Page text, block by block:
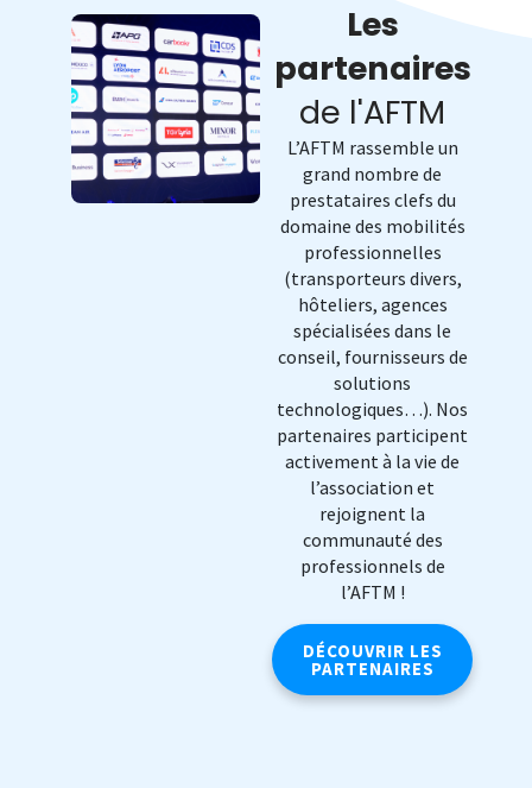
Les
partenaires
de l'AFTM
L’AFTM rassemble un
grand nombre de
prestataires clefs du
domaine des mobilités
professionnelles
(transporteurs divers,
hôteliers, agences
spécialisées dans le
conseil, fournisseurs de
solutions
technologiques…). Nos
partenaires participent
activement à la vie de
l’association et
rejoignent la
communauté des
professionnels de
l’AFTM !
DÉCOUVRIR LES
PARTENAIRES